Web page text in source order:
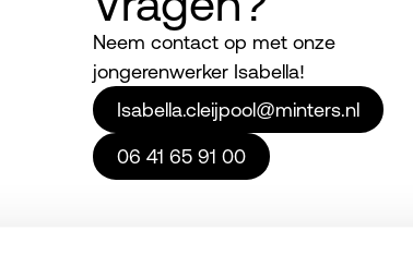
Neem contact op met onze
jongerenwerker Isabella!
Isabella.cleijpool@minters.nl
06 41 65 91 00